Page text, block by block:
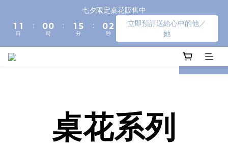
七夕限定桌花販售中
1
0
1
0
日
:
00
時
:
1
0
5
4
3
分
:
1
0
3
2
1
0
秒
立即預訂送給心中的他／
她
prev next
桌花系列